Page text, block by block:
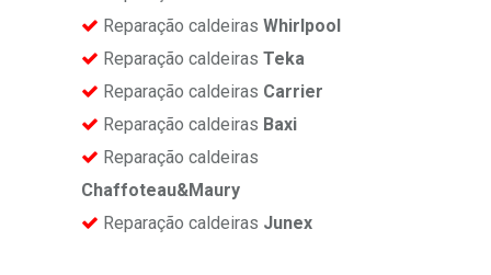
Reparação caldeiras Whirlpool
Reparação caldeiras Teka
Reparação caldeiras Carrier
Reparação caldeiras Baxi
Reparação caldeiras
Chaffoteau&Maury
Reparação caldeiras Junex